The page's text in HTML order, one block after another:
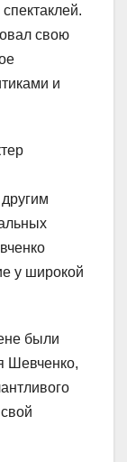
свою
и
у широкой
были
Шевченко,